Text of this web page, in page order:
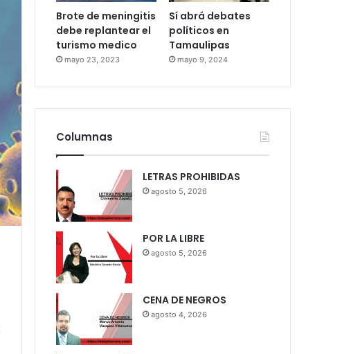
Brote de meningitis
debe replantear el
turismo medico
mayo 23, 2023
Sí abrá debates
políticos en
Tamaulipas
mayo 9, 2024
Columnas
LETRAS PROHIBIDAS
agosto 5, 2026
POR LA LIBRE
agosto 5, 2026
CENA DE NEGROS
agosto 4, 2026